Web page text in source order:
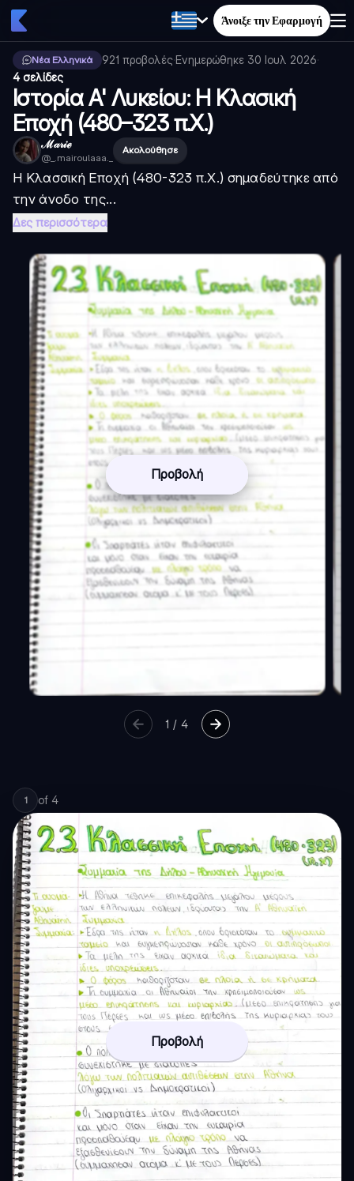
Άνοιξε την Εφαρμογή
Νέα Ελληνικά 921 προβολές·Ενημερώθηκε 30 Ιουλ 2026·
4 σελίδες
Ιστορία Α' Λυκείου: Η Κλασική
Εποχή (480–323 π.Χ.)
ℳ𝒶𝓇𝒾ℯ
@ _.mairoulaaa._
Ακολούθησε
Η Κλασσική Εποχή (480-323 π.Χ.) σημαδεύτηκε από
την άνοδο της...
Δες περισσότερα
Προβολή
1 /4
1 of 4
Προβολή